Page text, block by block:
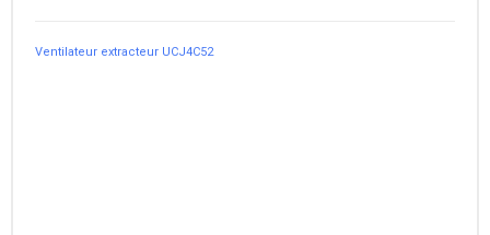
Ventilateur extracteur UCJ4C52